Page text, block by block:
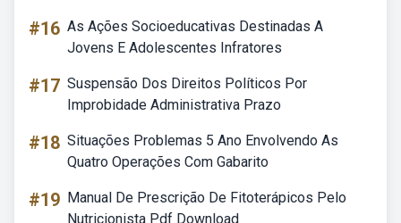
#16 As Ações Socioeducativas Destinadas A
Jovens E Adolescentes Infratores
#17 Suspensão Dos Direitos Políticos Por
Improbidade Administrativa Prazo
#18 Situações Problemas 5 Ano Envolvendo As
Quatro Operações Com Gabarito
#19 Manual De Prescrição De Fitoterápicos Pelo
Nutricionista Pdf Download